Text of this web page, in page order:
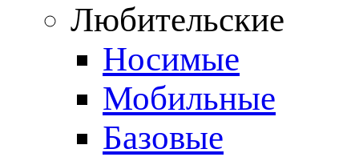
Любительские
Носимые
Мобильные
Базовые